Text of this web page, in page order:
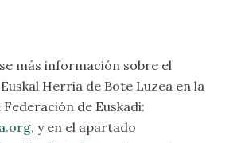
más información sobre el
Herria de Bote Luzea en la
de Euskadi:
, y en el apartado